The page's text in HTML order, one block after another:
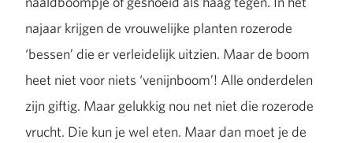
najaar krijgen de vrouwelijke planten rozerode
‘bessen’ die er verleidelijk uitzien. Maar de boom
heet niet voor niets ‘venijnboom’! Alle onderdelen
zijn giftig. Maar gelukkig nou net niet die rozerode
vrucht. Die kun je wel eten. Maar dan moet je de